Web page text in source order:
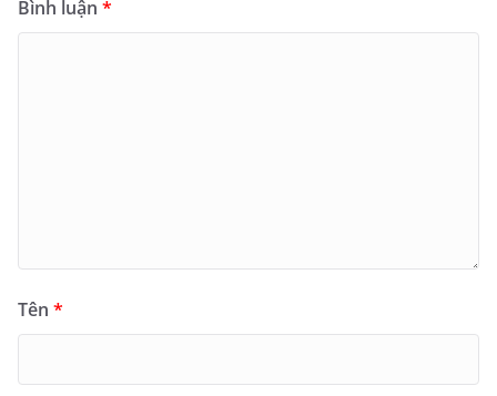
Bình luận *
Tên *